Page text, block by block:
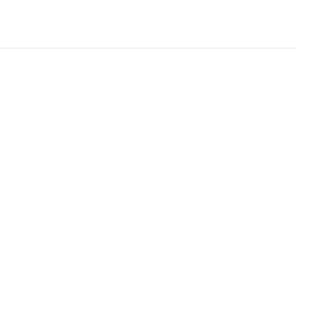
avec vos accessoires